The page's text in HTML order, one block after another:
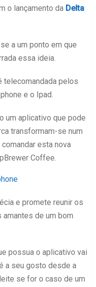
o lançamento da Delta
a um ponto em que
essa ideia.
telecomandada pelos
e o Ipad.
um aplicativo que pode
transformam-se num
esta nova
Coffee.
e promete reunir os
de um bom
possua o aplicativo vai
a seu gosto desde a
se for o caso de um